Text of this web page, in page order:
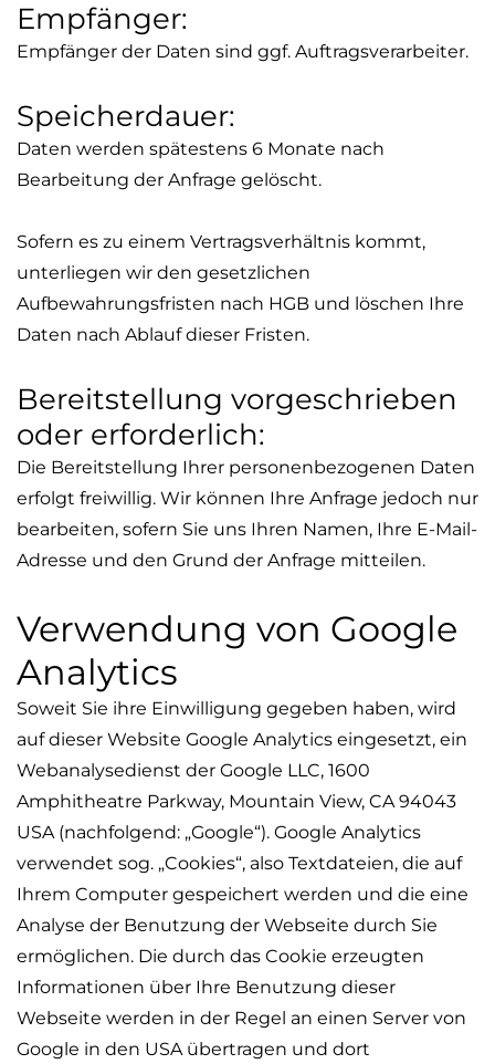
Empfänger:
Empfänger der Daten sind ggf. Auftragsverarbeiter.
Speicherdauer:
Daten werden spätestens 6 Monate nach
Bearbeitung der Anfrage gelöscht.
Sofern es zu einem Vertragsverhältnis kommt,
unterliegen wir den gesetzlichen
Aufbewahrungsfristen nach HGB und löschen Ihre
Daten nach Ablauf dieser Fristen.
Bereitstellung vorgeschrieben
oder erforderlich:
Die Bereitstellung Ihrer personenbezogenen Daten
erfolgt freiwillig. Wir können Ihre Anfrage jedoch nur
bearbeiten, sofern Sie uns Ihren Namen, Ihre E-Mail-
Adresse und den Grund der Anfrage mitteilen.
Verwendung von Google
Analytics
Soweit Sie ihre Einwilligung gegeben haben, wird
auf dieser Website Google Analytics eingesetzt, ein
Webanalysedienst der Google LLC, 1600
Amphitheatre Parkway, Mountain View, CA 94043
USA (nachfolgend: „Google“). Google Analytics
verwendet sog. „Cookies“, also Textdateien, die auf
Ihrem Computer gespeichert werden und die eine
Analyse der Benutzung der Webseite durch Sie
ermöglichen. Die durch das Cookie erzeugten
Informationen über Ihre Benutzung dieser
Webseite werden in der Regel an einen Server von
Google in den USA übertragen und dort